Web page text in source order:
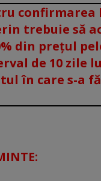
confirmarea
trebuie să
din prețul
de 10 zile
în care s-a